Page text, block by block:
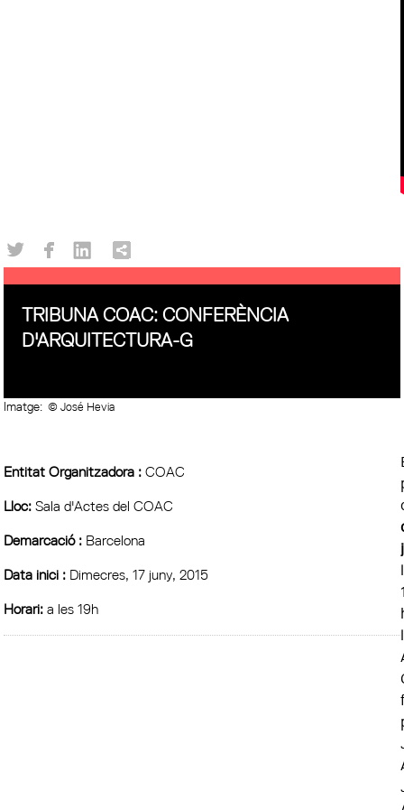
TRIBUNA COAC: CONFERÈNCIA
D'ARQUITECTURA-G
Imatge: © José Hevia
Entitat Organitzadora :COAC
Lloc:Sala d'Actes del COAC
Demarcació : Barcelona
Data inici : Dimecres, 17 juny, 2015
Horari:a les 19h